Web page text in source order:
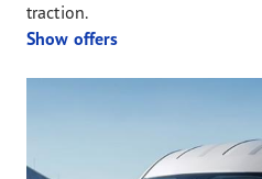
traction.
Show offers